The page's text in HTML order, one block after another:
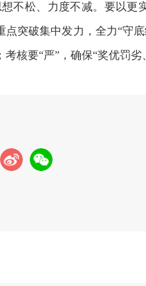
想不松、力度不减。要以更
点突破集中发力，全力“守
考核要“严”，确保“奖优罚劣